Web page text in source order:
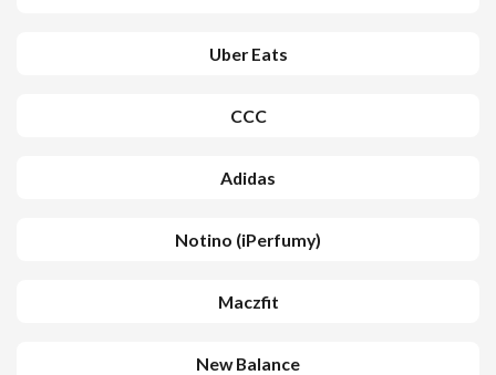
Uber Eats
CCC
Adidas
Notino (iPerfumy)
Maczfit
New Balance